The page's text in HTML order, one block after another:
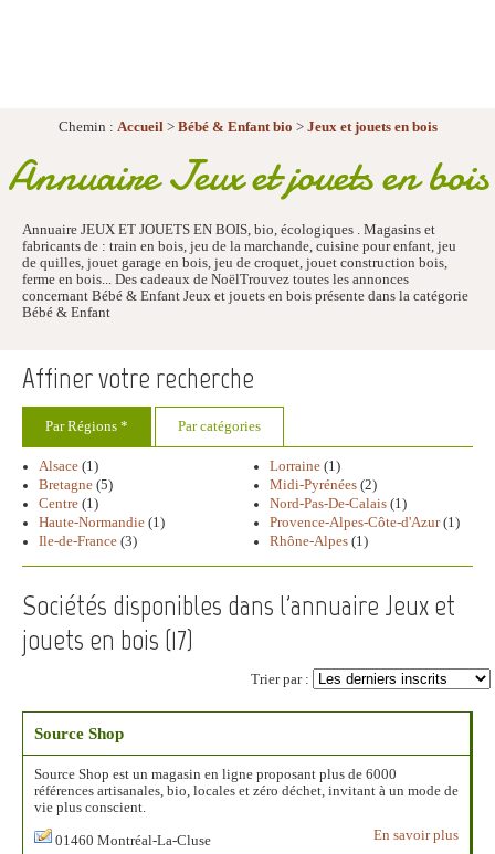
Chemin : Accueil> Bébé & Enfant bio > Jeux et jouets en bois
Annuaire Jeux et jouets en bois
Annuaire JEUX ET JOUETS EN BOIS, bio, écologiques . Magasins et
fabricants de : train en bois, jeu de la marchande, cuisine pour enfant, jeu
de quilles, jouet garage en bois, jeu de croquet, jouet construction bois,
ferme en bois... Des cadeaux de NoëlTrouvez toutes les annonces
concernant Bébé & Enfant Jeux et jouets en bois présente dans la catégorie
Bébé & Enfant
Affiner votre recherche
Par Régions * Par catégories
Alsace (1)
Bretagne (5)
Centre (1)
Haute-Normandie (1)
Ile-de-France (3)
Lorraine (1)
Midi-Pyrénées (2)
Nord-Pas-De-Calais (1)
Provence-Alpes-Côte-d'Azur(1)
Rhône-Alpes (1)
Sociétés disponibles dans l'annuaire Jeux et
jouets en bois (17)
Trier par :
Source Shop
Source Shop est un magasin en ligne proposant plus de 6000
références artisanales, bio, locales et zéro déchet, invitant à un mode de
vie plus conscient.
En savoir plus
01460 Montréal-La-Cluse